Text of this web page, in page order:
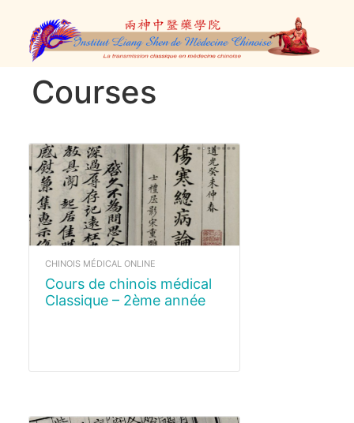
Courses
CHINOIS MÉDICAL ONLINE
Cours de chinois médical
Classique – 2ème année